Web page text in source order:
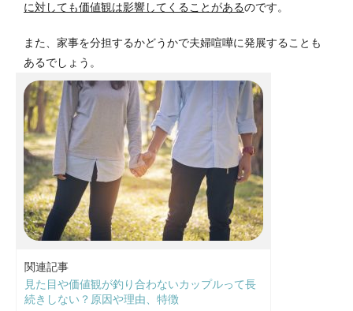
に対しても価値観は影響してくることがあるのです。
また、家事を分担するかどうかで夫婦喧嘩に発展することも
あるでしょう。
関連記事
見た目や価値観が釣り合わないカップルって長
続きしない？原因や理由、特徴